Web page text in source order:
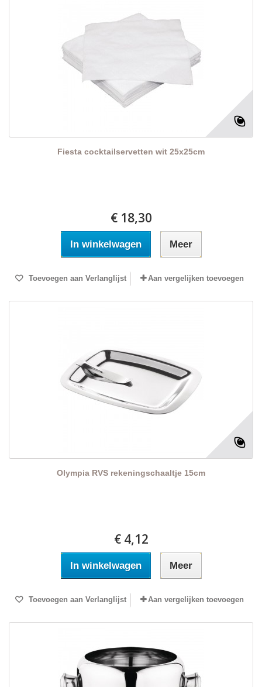
Fiesta cocktailservetten wit 25x25cm
€ 18,30
In winkelwagen Meer
Toevoegen aan Verlanglijst Aan vergelijken toevoegen
Olympia RVS rekeningschaaltje 15cm
€ 4,12
In winkelwagen Meer
Toevoegen aan Verlanglijst Aan vergelijken toevoegen